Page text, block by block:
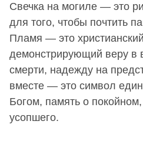
Свечка на могиле — это
для того, чтобы почтить
Пламя — это
демонстрирующий веру в
смерти, надежду на
вместе — это символ
Богом, память о
усопшего.